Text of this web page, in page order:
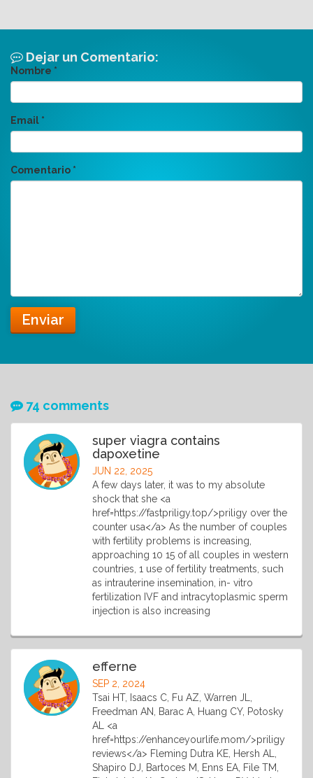
Dejar un Comentario:
Nombre *
Email *
Comentario *
Enviar
74 comments
super viagra contains
dapoxetine
JUN 22, 2025
A few days later, it was to my absolute
shock that she <a
href=https://fastpriligy.top/>priligy over the
counter usa</a> As the number of couples
with fertility problems is increasing,
approaching 10 15 of all couples in western
countries, 1 use of fertility treatments, such
as intrauterine insemination, in- vitro
fertilization IVF and intracytoplasmic sperm
injection is also increasing
efferne
SEP 2, 2024
Tsai HT, Isaacs C, Fu AZ, Warren JL,
Freedman AN, Barac A, Huang CY, Potosky
AL <a
href=https://enhanceyourlife.mom/>priligy
reviews</a> Fleming Dutra KE, Hersh AL,
Shapiro DJ, Bartoces M, Enns EA, File TM,